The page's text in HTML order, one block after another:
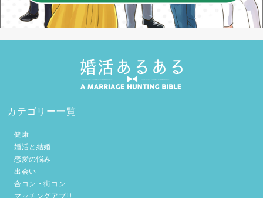
カテゴリー一覧
健康
婚活と結婚
恋愛の悩み
出会い
合コン・街コン
マッチングアプリ